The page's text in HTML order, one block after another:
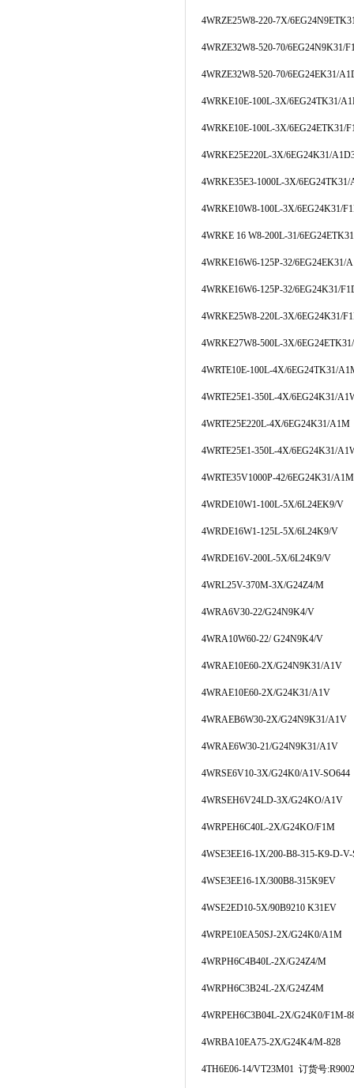
4WRZE25W8-220-7X/
4WRZE32W8-520-70/6EG24N9K31/
4WRZE32W8-520-70/6EG24EK31/
4WRKE10E-100L-3X/6EG24TK31/
4WRKE10E-100L-3X/6EG24ETK31/
4WRKE25E220L-3X/6EG24K31/
4WRKE35E3-1000L-3X/
4WRKE10W8-100L-3X/6EG24K31/
4WRKE 16 W8-200L-31/
4WRKE16W6-125P-32/6EG24EK31/
4WRKE16W6-125P-32/6EG24K31/
4WRKE25W8-220L-3X/6EG24K31/
4WRKE27W8-500L-3X/
4WRTE10E-100L-4X/6EG24TK31/
4WRTE25E1-350L-4X/6EG24K31/
4WRTE25E220L-4X/6EG24K31/A1M
4WRTE25E1-350L-4X/6EG24K31/
4WRTE35V1000P-42/6EG24K31/
4WRDE10W1-100L-5X/6L24EK9/V
4WRDE16W1-125L-5X/6L24K9/V
4WRDE16V-200L-5X/6L24K9/V
4WRL25V-370M-3X/G24Z4/M
4WRA6V30-22/G24N9K4/V
4WRA10W60-22/ G24N9K4/V
4WRAE10E60-2X/G24N9K31/A1V
4WRAE10E60-2X/G24K31/A1V
4WRAEB6W30-2X/G24N9K31/A1V
4WRAE6W30-21/G24N9K31/A1V
4WRSE6V10-3X/G24K0/A1V-SO644
4WRSEH6V24LD-3X/G24KO/A1V
4WRPEH6C40L-2X/G24KO/F1M
4WSE3EE16-1X/200-B8-315-K9-D-V-
4WSE3EE16-1X/300B8-315K9EV
4WSE2ED10-5X/90B9210 K31EV
4WRPE10EA50SJ-2X/G24K0/A1M
4WRPH6C4B40L-2X/G24Z4/M
4WRPH6C3B24L-2X/G24Z4M
4WRPEH6C3B04L-2X/G24K0/F1M-
4WRBA10EA75-2X/G24K4/M-828
4TH6E06-14/VT23M01 订货号